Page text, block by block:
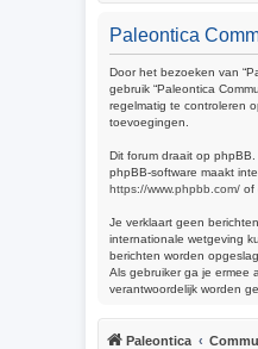
Paleontica
Door het bezoeken van
gebruik “Paleontica
regelmatig te controleren
toevoegingen.
Dit forum draait op
phpBB-software maakt
https://www.phpbb.com/ of
Je verklaart geen
internationale wetgeving
berichten worden
Als gebruiker ga je ermee
verantwoordelijk worden
Paleontica